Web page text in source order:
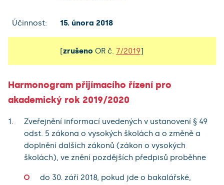
Účinnost: 15. února 2018
[zrušeno OR č. 7/2019]
Harmonogram přijímacího řízení pro
akademický rok 2019/2020
Zveřejnění informací uvedených v ustanovení § 49
odst. 5 zákona o vysokých školách a o změně a
doplnění dalších zákonů (zákon o vysokých
školách), ve znění pozdějších předpisů proběhne
do 30. září 2018, pokud jde o bakalářské,